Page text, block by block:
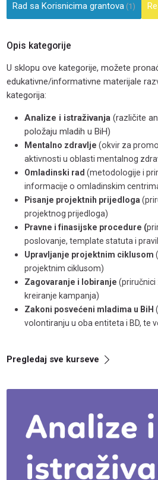
Rad sa Korisnicima grantova (1)
Opis kategorije
U sklopu ove kategorije, možete
edukativne/informativne materijale
kategorija:
Analize i istraživanja(različite
položaju mladih u BiH)
Mentalno zdravlje(okvir za
aktivnosti u oblasti mentalnog
Omladinski rad (metodologije i
informacije o omladinskim
Pisanje projektnih prijedloga
projektnog prijedloga)
Pravne i finasijske procedure (
poslovanje, template statuta i
Upravljanje projektnim ciklusom
projektnim ciklusom)
Zagovaranje i lobiranje (priručnici
kreiranje kampanja)
Zakoni posvećeni mladima u BiH
volontiranju u oba entiteta i BD, te
Pregledaj sve kurseve